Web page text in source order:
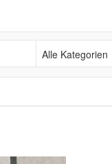
Alle Kategorien